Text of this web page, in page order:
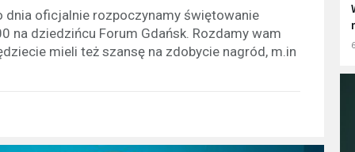
oficjalnie rozpoczynamy świętowanie
na dziedzińcu Forum Gdańsk. Rozdamy wam
mieli też szansę na zdobycie nagród, m.in